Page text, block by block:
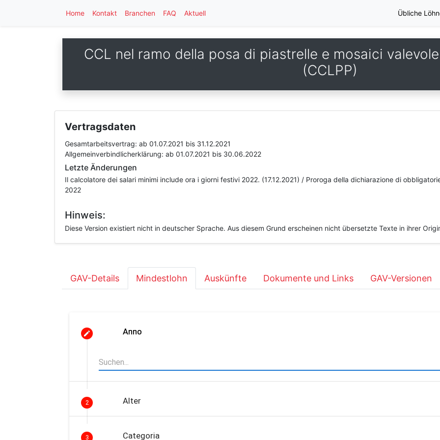
Home Kontakt Branchen FAQ Aktuell Übliche
CCL nel ramo della posa di piastrelle e mosaici
(CCLPP)
Vertragsdaten
Gesamtarbeitsvertrag: ab 01.07.2021 bis 31.12.2021
Allgemeinverbindlicherklärung: ab 01.07.2021 bis 30.06.2022
Letzte Änderungen
Il calcolatore dei salari minimi include ora i giorni festivi 2022. (17.12.2021) / Proroga della dichiarazione di
2022
Hinweis:
Diese Version existiert nicht in deutscher Sprache. Aus diesem Grund erscheinen nicht übersetzte Texte in ihrer
GAV-Details Mindestlohn Auskünfte Dokumente und Links GAV-Versionen
Anno
2 Alter
3 Categoria